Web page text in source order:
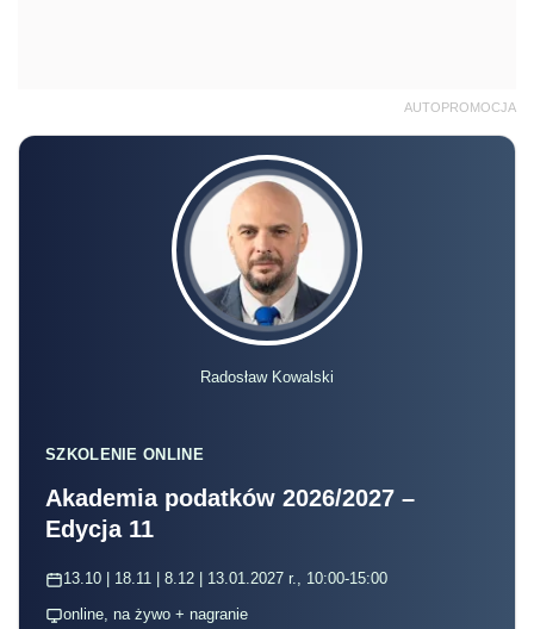
AUTOPROMOCJA
Radosław Kowalski
SZKOLENIE ONLINE
Akademia podatków 2026/2027 –
Edycja 11
13.10 | 18.11 | 8.12 | 13.01.2027 r., 10:00-15:00
online, na żywo + nagranie